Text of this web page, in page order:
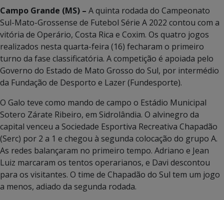
Campo Grande (MS) – A quinta rodada do Campeonato
Sul-Mato-Grossense de Futebol Série A 2022 contou com a
vitória de Operário, Costa Rica e Coxim. Os quatro jogos
realizados nesta quarta-feira (16) fecharam o primeiro
turno da fase classificatória. A competição é apoiada pelo
Governo do Estado de Mato Grosso do Sul, por intermédio
da Fundação de Desporto e Lazer (Fundesporte).
O Galo teve como mando de campo o Estádio Municipal
Sotero Zárate Ribeiro, em Sidrolândia. O alvinegro da
capital venceu a Sociedade Esportiva Recreativa Chapadão
(Serc) por 2 a 1 e chegou à segunda colocação do grupo A.
As redes balançaram no primeiro tempo. Adriano e Jean
Luiz marcaram os tentos operarianos, e Davi descontou
para os visitantes. O time de Chapadão do Sul tem um jogo
a menos, adiado da segunda rodada.